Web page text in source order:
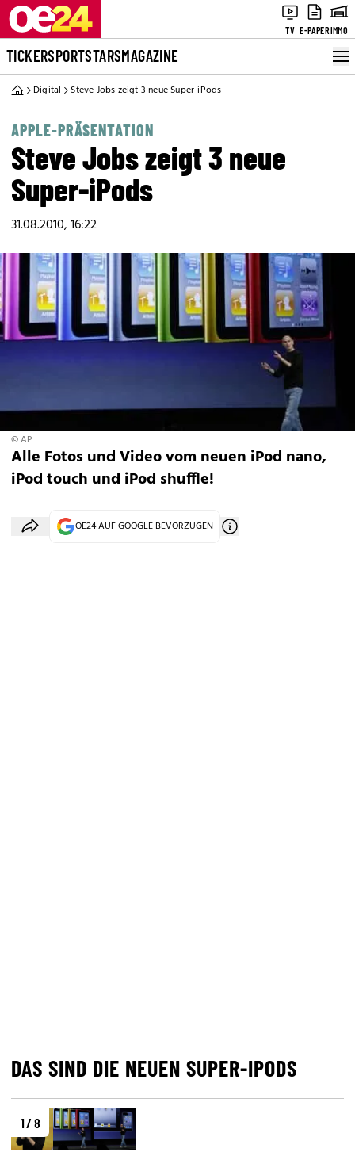
TV E-PAPERIMMO
TICKERSPORTSTARSMAGAZINE
Digital Steve Jobs zeigt 3 neue Super-iPods
APPLE-PRÄSENTATION
Steve Jobs zeigt 3 neue
Super-iPods
31.08.2010, 16:22
© AP
Alle Fotos und Video vom neuen iPod nano,
iPod touch und iPod shuffle!
OE24 AUF GOOGLE BEVORZUGEN
DAS SIND DIE NEUEN SUPER-IPODS
1 / 8